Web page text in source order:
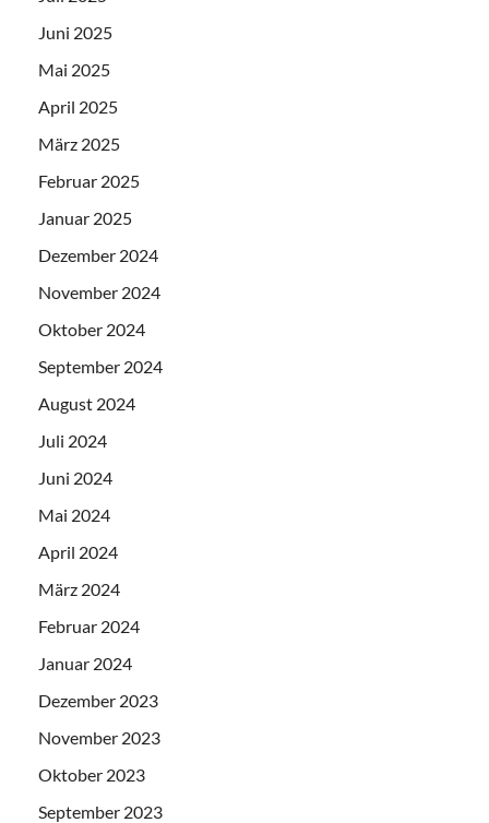
Juni 2025
Mai 2025
April 2025
März 2025
Februar 2025
Januar 2025
Dezember 2024
November 2024
Oktober 2024
September 2024
August 2024
Juli 2024
Juni 2024
Mai 2024
April 2024
März 2024
Februar 2024
Januar 2024
Dezember 2023
November 2023
Oktober 2023
September 2023